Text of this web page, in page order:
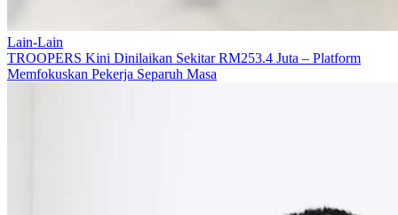
Lain-Lain
TROOPERS Kini Dinilaikan Sekitar RM253.4 Juta – Platform
Memfokuskan Pekerja Separuh Masa